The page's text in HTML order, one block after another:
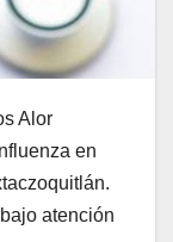
Alor
en
atención